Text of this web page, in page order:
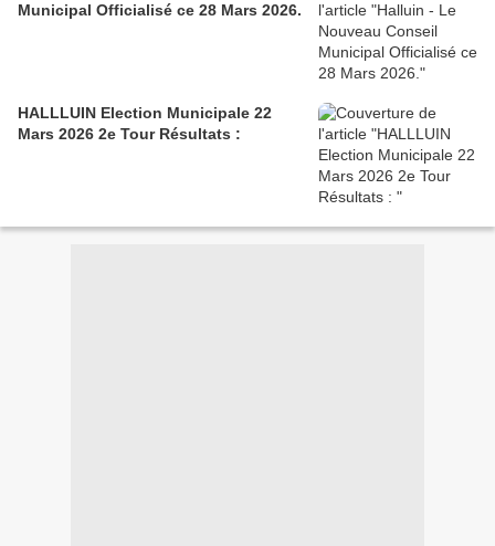
Municipal Officialisé ce 28 Mars 2026.
HALLLUIN Election Municipale 22
Mars 2026 2e Tour Résultats :